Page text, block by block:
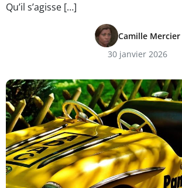
Qu’il s’agisse […]
Camille Mercier
30 janvier 2026